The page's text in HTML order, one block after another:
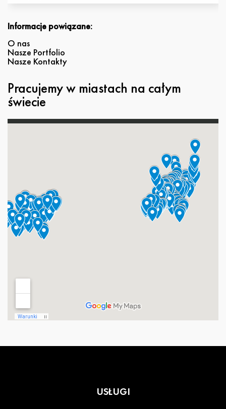
Informacje powiązane:
O nas
Nasze Portfolio
Nasze Kontakty
Pracujemy w miastach na całym
świecie
USŁUGI